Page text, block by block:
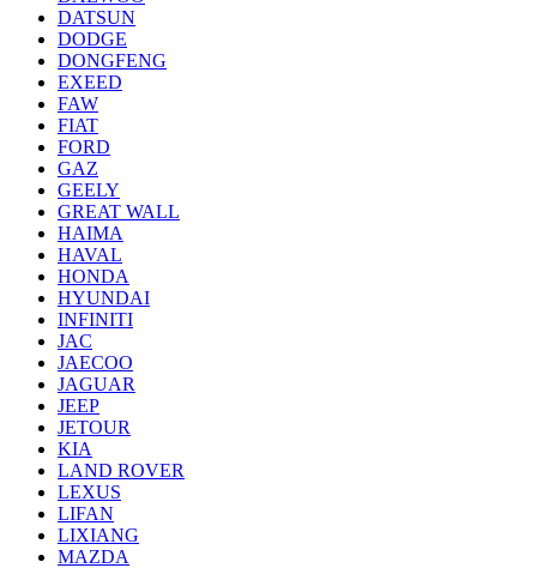
DATSUN
DODGE
DONGFENG
EXEED
FAW
FIAT
FORD
GAZ
GEELY
GREAT WALL
HAIMA
HAVAL
HONDA
HYUNDAI
INFINITI
JAC
JAECOO
JAGUAR
JEEP
JETOUR
KIA
LAND ROVER
LEXUS
LIFAN
LIXIANG
MAZDA